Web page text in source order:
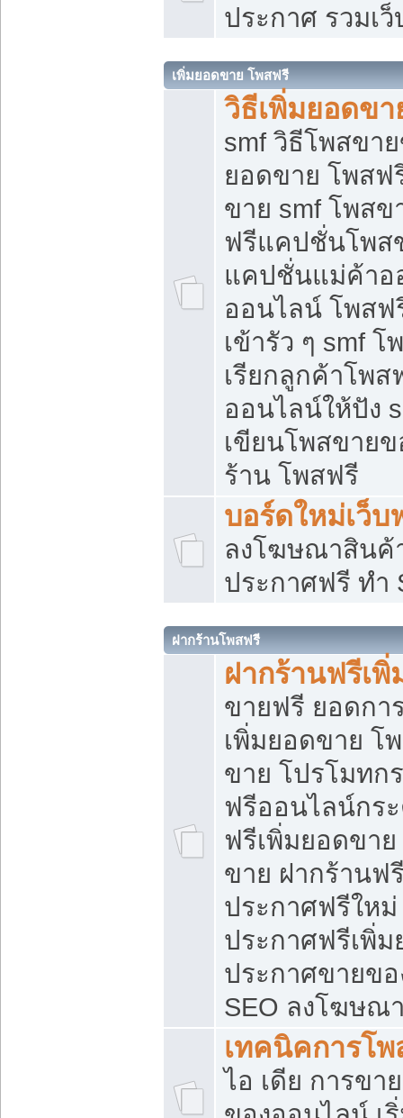
ประกาศ รวมเ
เพิ่มยอดขาย โพสฟรี
วิธีเพิ่มยอดข
smf วิธีโพสขา
ยอดขาย โพสฟ
ขาย smf โพส
ฟรีแคปชั่นโพส
แคปชั่นแม่ค้า
ออนไลน์ โพสฟ
เข้ารัว ๆ smf
เรียกลูกค้าโพส
ออนไลน์ให้ปัง
เขียนโพสขาย
ร้าน โพสฟรี
บอร์ดใหม่เว็บ
ลงโฆษณาสิน
ประกาศฟรี ทำ
ฝากร้านโพสฟรี
ฝากร้านฟรีเ
ขายฟรี ยอดกา
เพิ่มยอดขาย โ
ขาย โปรโมทก
ฟรีออนไลน์กร
ฟรีเพิ่มยอดขา
ขาย ฝากร้านฟ
ประกาศฟรีใหม่
ประกาศฟรีเพิ่
ประกาศขายข
SEO ลงโฆษณ
เทคนิคการโ
ไอ เดีย การขา